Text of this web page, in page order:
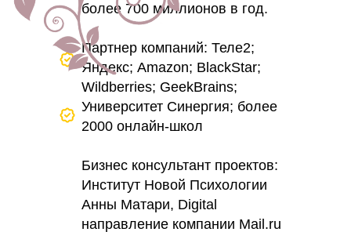
более 700 миллионов в год.
Партнер компаний: Теле2;
Яндекс; Amazon; BlackStar;
Wildberries; GeekBrains;
Университет Синергия; более
2000 онлайн-школ
Бизнес консультант проектов:
Институт Новой Психологии
Анны Матари, Digital
направление компании Mail.ru